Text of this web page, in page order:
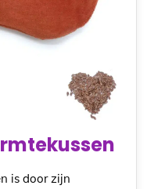
is door zijn